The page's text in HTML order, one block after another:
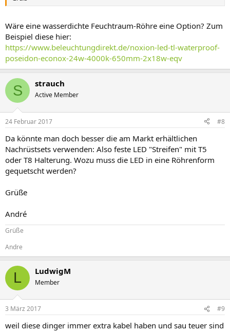
Wäre eine wasserdichte Feuchtraum-Röhre eine Option? Zum
Beispiel diese hier:
https://www.beleuchtungdirekt.de/noxion-led-tl-waterproof-
poseidon-econox-24w-4000k-650mm-2x18w-eqv
S strauch
Active Member
24 Februar 2017 #8
Da könnte man doch besser die am Markt erhältlichen
Nachrüstsets verwenden: Also feste LED "Streifen" mit T5
oder T8 Halterung. Wozu muss die LED in eine Röhrenform
gequetscht werden?
Grüße
André
Grüße
Andre
L LudwigM
Member
3 März 2017 #9
weil diese dinger immer extra kabel haben und sau teuer sind